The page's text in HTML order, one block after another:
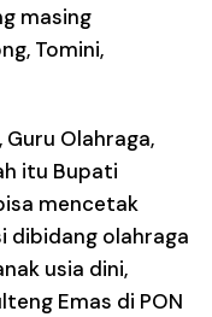
masing
Tomini,
Guru Olahraga,
itu Bupati
mencetak
dibidang olahraga
usia dini,
Emas di PON